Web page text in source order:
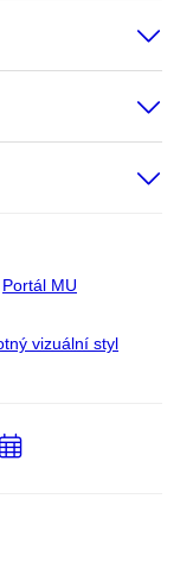
Portál MU
vizuální styl
Přidat